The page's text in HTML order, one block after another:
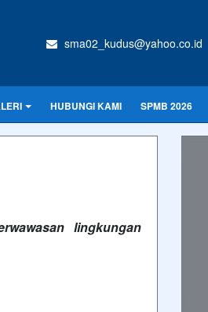
sma02_kudus@yahoo.co.id
HUBUNGI KAMI SPMB 2026
lingkungan